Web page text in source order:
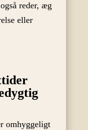
reder, æg
eller
omhyggeligt